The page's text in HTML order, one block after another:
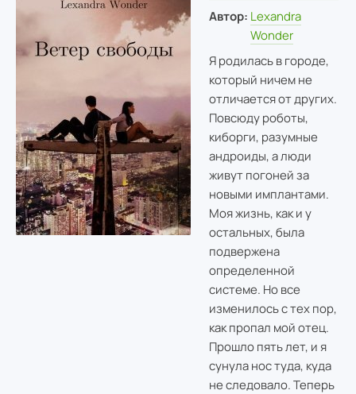
Автор: Lexandra
Wonder
Я родилась в городе,
который ничем не
отличается от других.
Повсюду роботы,
киборги, разумные
андроиды, а люди
живут погоней за
новыми имплантами.
Моя жизнь, как и у
остальных, была
подвержена
определенной
системе. Но все
изменилось с тех пор,
как пропал мой отец.
Прошло пять лет, и я
сунула нос туда, куда
не следовало. Теперь